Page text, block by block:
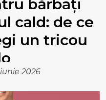
bărbați
cald: de ce
un tricou
2026